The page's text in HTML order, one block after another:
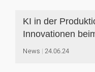
KI in der
Innovationen
News 24.06.24